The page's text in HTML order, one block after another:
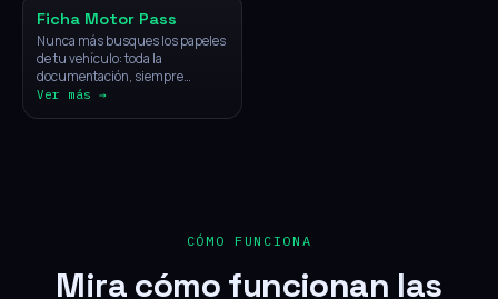
Ficha Motor Pass
Nunca más busques los papeles
de tu vehículo: toda la
documentación, siempre
disponible con un solo toque.
Ver más →
CÓMO FUNCIONA
Mira cómo funcionan las